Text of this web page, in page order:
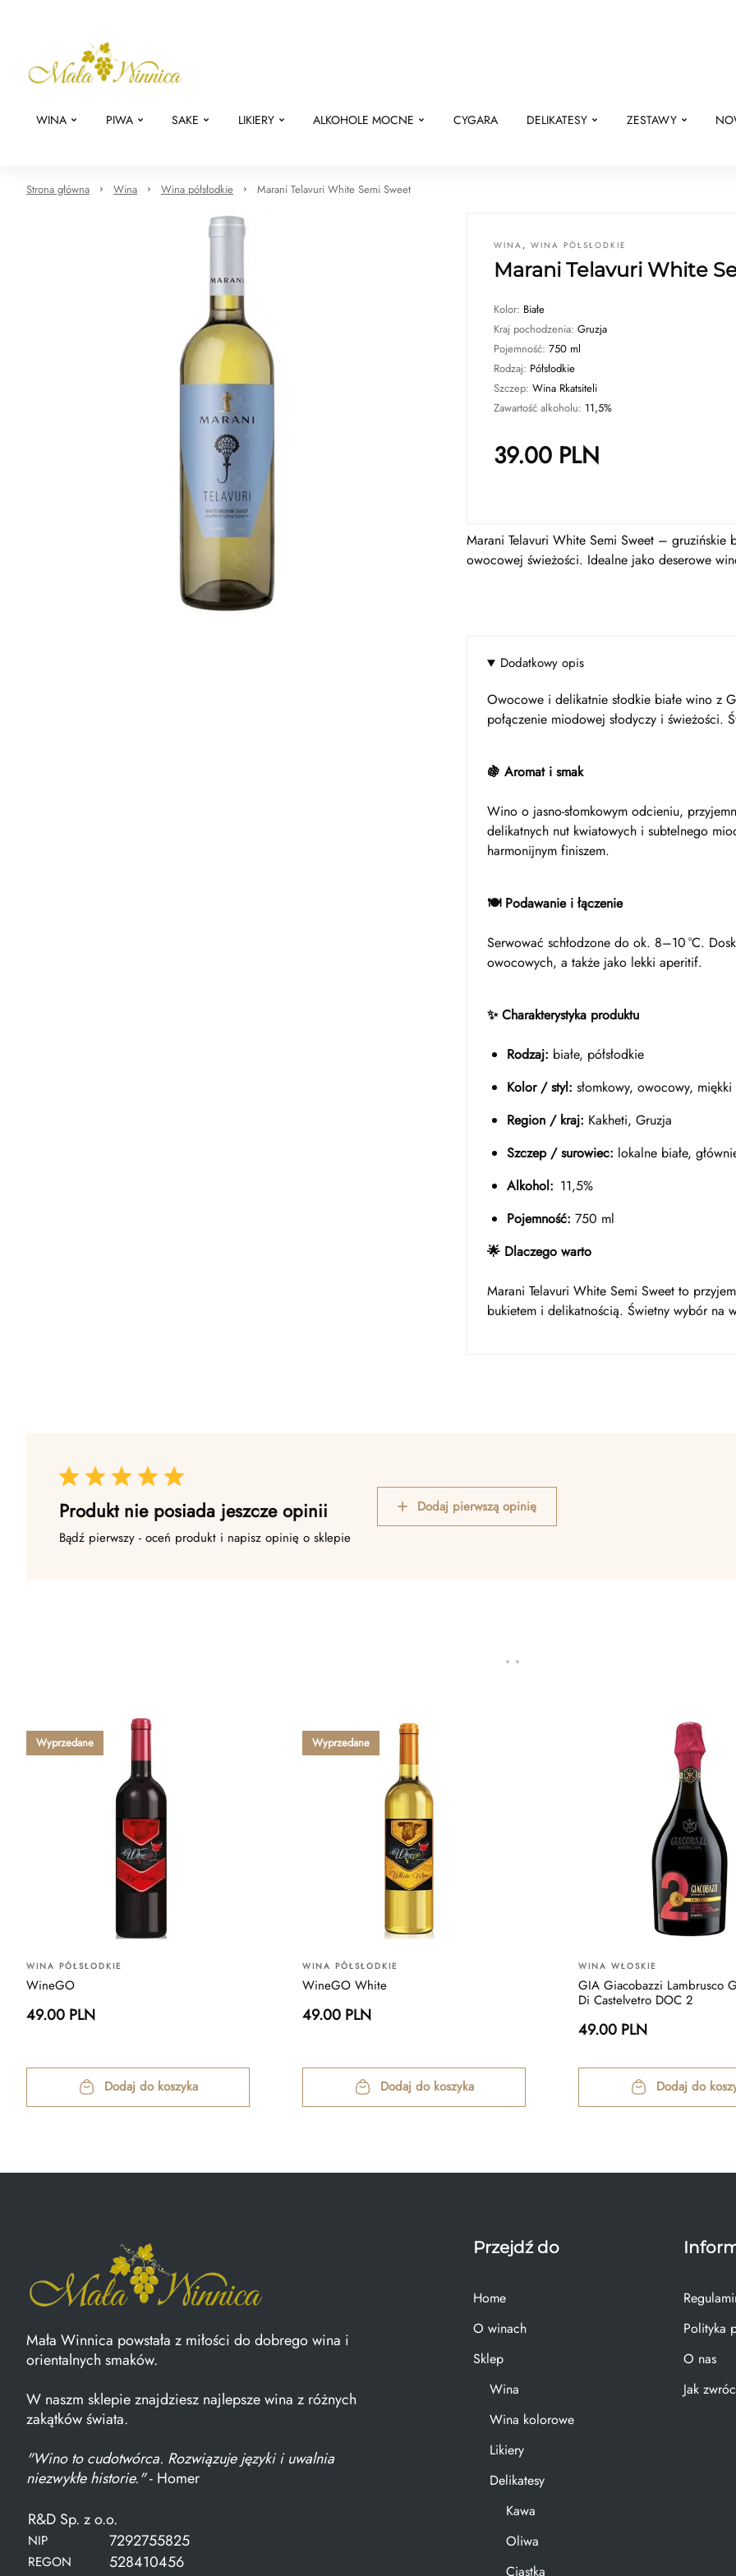
WINA PIWA SAKE LIKIERY ALKOHOLE MOCNE CYGARA DELIKATESY ZESTAWY
Strona główna Wina Wina półsłodkie Marani Telavuri White Semi Sweet
WINA , WINA PÓŁSŁODKIE
Marani Telavuri White
Kolor: Białe
Kraj pochodzenia: Gruzja
Pojemność: 750 ml
Rodzaj: Półsłodkie
Szczep: Wina Rkatsiteli
Zawartość alkoholu: 11,5%
39.00 PLN
Marani Telavuri White Semi Sweet – gruzińskie
owocowej świeżości. Idealne jako deserowe
Dodatkowy opis
Owocowe i delikatnie słodkie białe wino z
połączenie miodowej słodyczy i
🍇 Aromat i smak
Wino o jasno-słomkowym odcieniu,
delikatnych nut kwiatowych i subtelnego
harmonijnym finiszem.
🍽️ Podawanie i łączenie
Serwować schłodzone do ok. 8–10 °C.
owocowych, a także jako lekki aperitif.
✨ Charakterystyka produktu
Rodzaj: białe, półsłodkie
Kolor / styl: słomkowy, owocowy, miękki
Region / kraj: Kakheti, Gruzja
Szczep / surowiec: lokalne białe,
Alkohol: 11,5%
Pojemność: 750 ml
🌟 Dlaczego warto
Marani Telavuri White Semi Sweet to
bukietem i delikatnością. Świetny wybór na
Produkt nie posiada jeszcze opinii
Bądź pierwszy - oceń produkt i napisz opinię o sklepie
Dodaj pierwszą opinię
Wyprzedane
WINA PÓŁSŁODKIE
WineGO
49.00 PLN
Dodaj do koszyka
Wyprzedane
WINA PÓŁSŁODKIE
WineGO White
49.00 PLN
Dodaj do koszyka
WINA WŁOSKIE
GIA Giacobazzi Lambrusco
Di Castelvetro DOC 2
49.00 PLN
Dodaj do
Mała Winnica powstała z miłości do dobrego wina i
orientalnych smaków.
W naszm sklepie znajdziesz najlepsze wina z różnych
zakątków świata.
"Wino to cudotwórca. Rozwiązuje języki i uwalnia
niezwykłe historie."- Homer
R&D Sp. z o.o.
NIP 7292755825
REGON 528410456
Przejdź do
Home
O winach
Sklep
Wina
Wina kolorowe
Likiery
Delikatesy
Kawa
Oliwa
Ciastka
Polityka
O nas
Jak